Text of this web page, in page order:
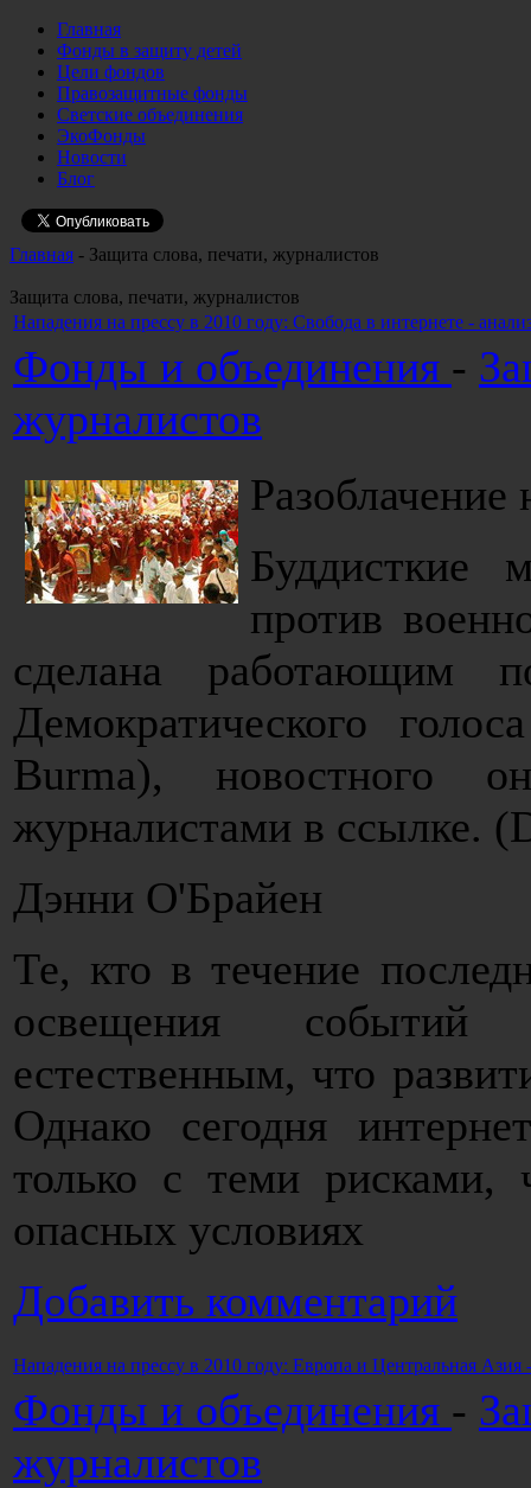
Главная
Фонды в защиту детей
Цели фондов
Правозащитные фонды
Светские объединения
ЭкоФонды
Новости
Блог
Главная - Защита слова, печати, журналистов
Защита слова, печати, журналистов
Нападения на прессу в 2010 году: Свобода в интернете -
Фонды и объединения -
журналистов
Буддисткие
против
сделана работающим
Демократического
Burma), новостного
журналистами в ссылке.
Дэнни О'Брайен
Те, кто в течение
освещения событий
естественным, что
Однако сегодня
только с теми рисками,
опасных условиях
Добавить комментарий
Нападения на прессу в 2010 году: Европа и Центральная Азия
Фонды и объединения -
журналистов